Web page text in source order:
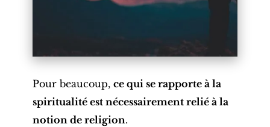
Pour beaucoup, ce qui se rapporte à la
spiritualité est nécessairement relié à la
notion de religion.